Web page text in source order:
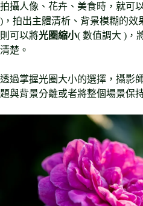
拍攝人像、花卉、美食時，就可
)，拍出主體清析、背景模糊的效
則可以將光圈縮小( 數值調大 )，
清楚。
透過掌握光圈大小的選擇，攝影
題與背景分離或者將整個場景保